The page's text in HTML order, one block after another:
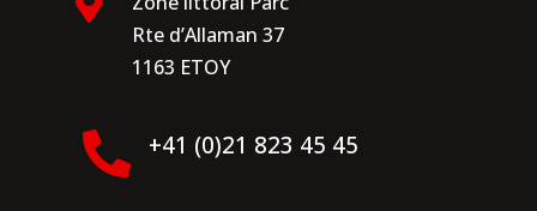
Rte d’Allaman 37
1163 ETOY
 +41 (0)21 823 45 45